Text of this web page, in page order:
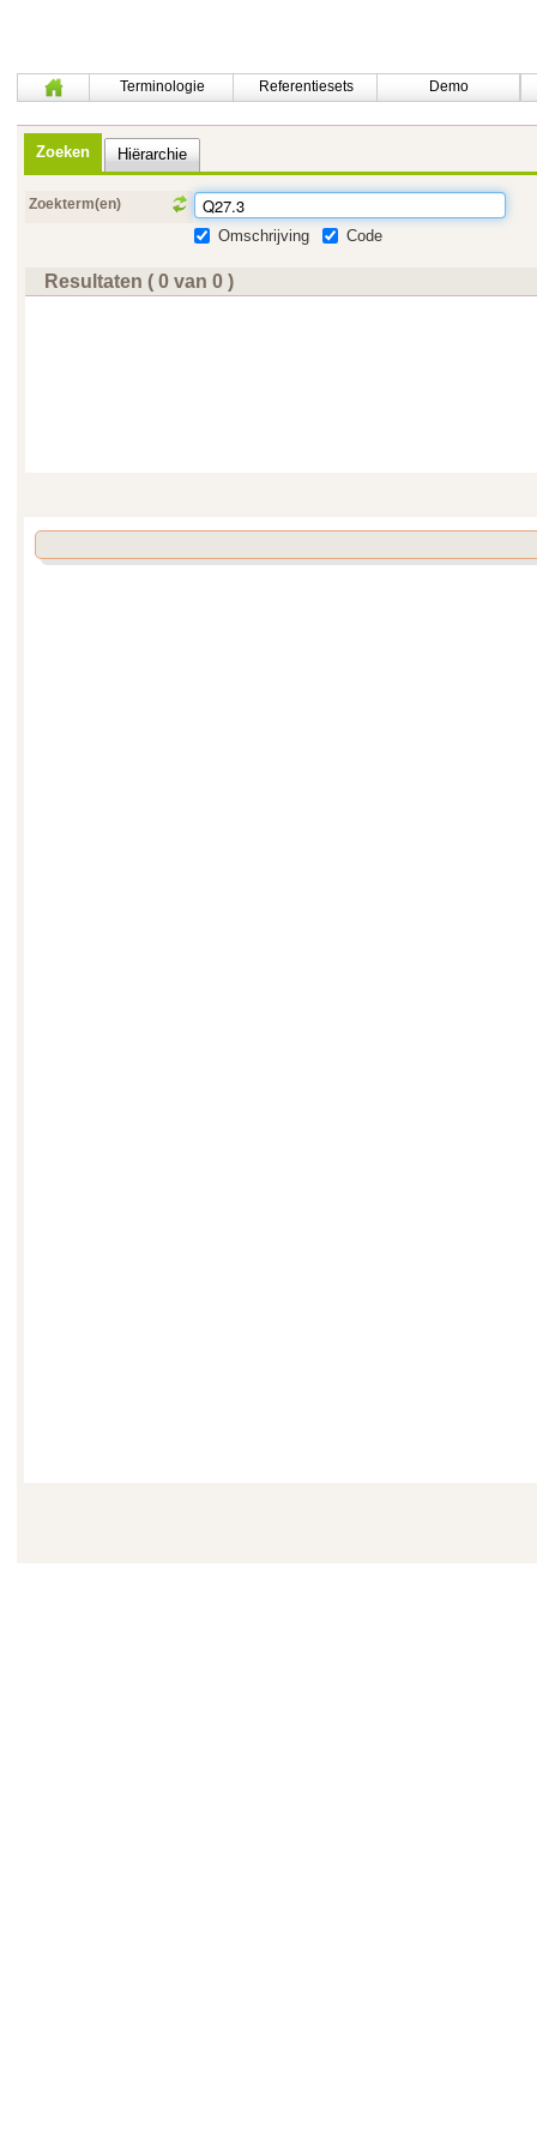
Terminologie Referentiesets Demo
Zoeken Hiërarchie
Zoekterm(en)
Omschrijving Code
Resultaten ( 0 van 0 )